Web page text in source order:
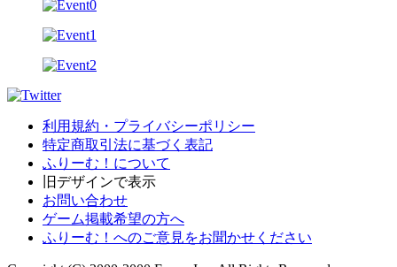
利用規約・プライバシーポリシー
特定商取引法に基づく表記
ふりーむ！について
旧デザインで表示
お問い合わせ
ゲーム掲載希望の方へ
ふりーむ！へのご意見をお聞かせください